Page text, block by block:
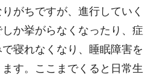
がちですが、進行していく
か挙がらなくなったり、症
寝れなくなり、睡眠障害を
す。ここまでくると日常生